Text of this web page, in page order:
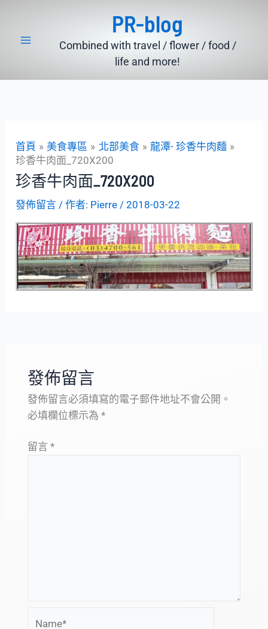
PR-blog
Combined with travel / flower / food /
life and more!
首頁 美食專區 北部美食
龍潭- 珍香牛肉麵
珍香牛肉面_720X200
珍香牛肉面_720X200
發佈留言 / 作者: Pierre /2018-03-22
發佈留言
發佈留言必須填寫的電子郵件地址不會公開。
必填欄位標示為 *
留言 *